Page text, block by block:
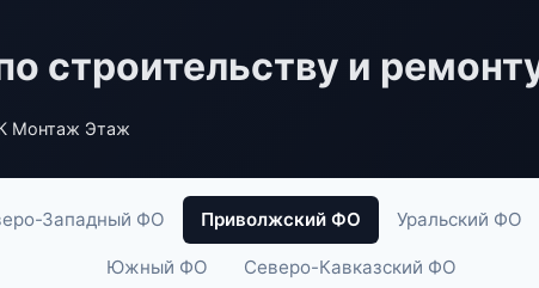
строительству и
Монтаж Этаж
Западный ФО Приволжский ФО Уральский ФО
Южный ФО Северо-Кавказский ФО